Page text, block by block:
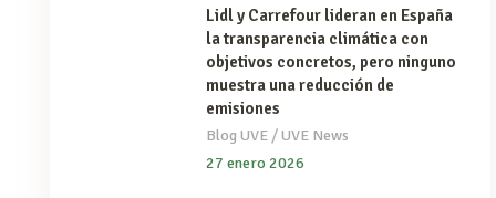
Lidl y Carrefour lideran en España
la transparencia climática con
objetivos concretos, pero ninguno
muestra una reducción de
emisiones
Blog UVE/UVE News
27 enero 2026